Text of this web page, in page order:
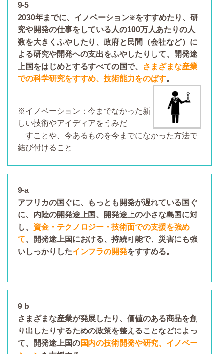
9-5
2030年までに、イノベーション※をすすめたり、研
究や開発の仕事をしている人の100万人あたりの人
数を大きくふやしたり、政府と民間（会社など）に
よる研究や開発への支出をふやしたりして、開発途
上国をはじめとするすべての国で、
さ まざまな産業
での科学研究をすすめ、技術能力をのばす。
※イノベーション：今までなかった新
しい技術やアイディアをうみだ
すことや、今あるものを今までになかった方法で
結び付けること
9-a
アフリカの国ぐに、もっとも開発が遅れている国ぐ
に、内陸の開発途上国、開発途上の小さな島国に対
し、 資金・テクノロジー・技術面での支援を強め
て、開発途上国における、持続可能で、災害にも強
いしっかりしたインフラの開発をすすめる。
9-b
さまざまな産業が発展したり、価値のある商品を創
り出したりするための政策を整えることなどによっ
て、開発途上国の国内の技術開発や研究、イノベー